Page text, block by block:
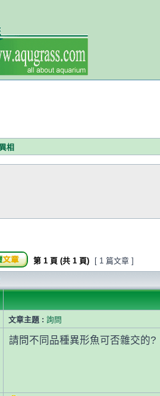
相
第 1 頁 (共 1 頁) [ 1 篇文章 ]
文章主題 : 詢問
請問不同品種異形魚可否雜交的?